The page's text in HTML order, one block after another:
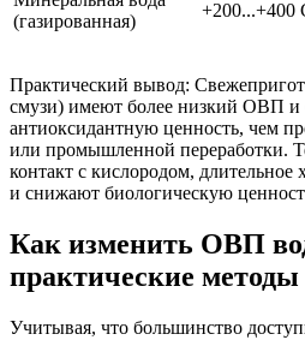
(газированная)
+200...+400
Практический вывод:
смузи) имеют более низкий ОВП
антиоксидантную ценность, чем
или промышленной переработки.
контакт с кислородом,
и снижают биологическую
Как изменить ОВП
практические методы
Учитывая, что большинство